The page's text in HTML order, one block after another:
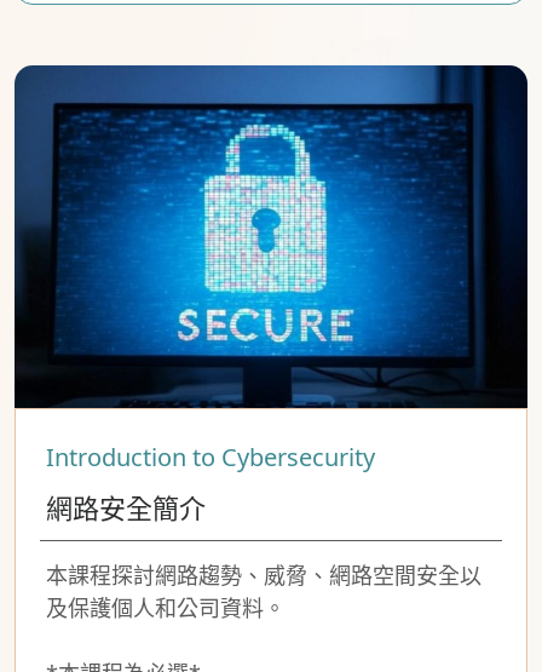
Introduction to Cybersecurity
網路安全簡介
本課程探討網路趨勢、威脅、網路空間安全以
及保護個人和公司資料。